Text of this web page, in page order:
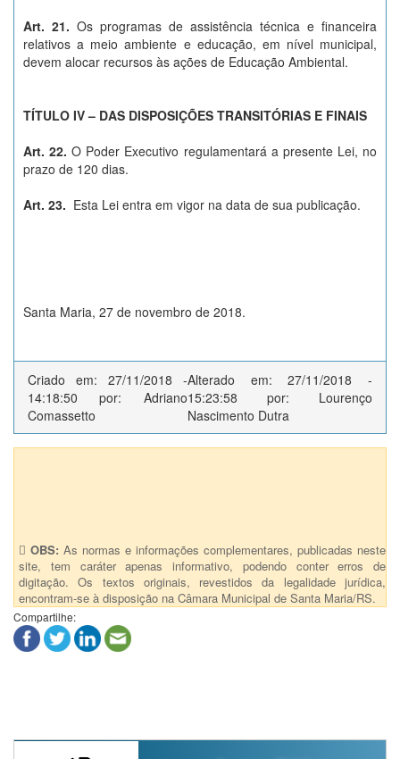
Art. 21. Os programas de assistência técnica e financeira
relativos a meio ambiente e educação, em nível municipal,
devem alocar recursos às ações de Educação Ambiental.
TÍTULO IV – DAS DISPOSIÇÕES TRANSITÓRIAS E FINAIS
Art. 22. O Poder Executivo regulamentará a presente Lei, no
prazo de 120 dias.
Art. 23. Esta Lei entra em vigor na data de sua publicação.
Santa Maria, 27 de novembro de 2018.
Criado em: 27/11/2018 -
14:18:50 por: Adriano
Comassetto
Alterado em: 27/11/2018 -
15:23:58 por: Lourenço
Nascimento Dutra
OBS: As normas e informações complementares, publicadas neste
site, tem caráter apenas informativo, podendo conter erros de
digitação. Os textos originais, revestidos da legalidade jurídica,
encontram-se à disposição na Câmara Municipal de Santa Maria/RS.
Compartilhe: